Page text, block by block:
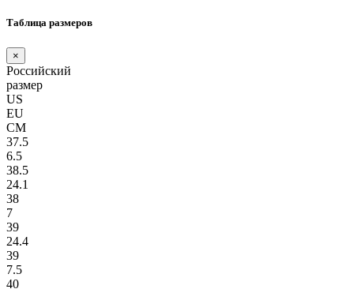
Таблица размеров
×
Российский
размер
US
EU
СМ
37.5
6.5
38.5
24.1
38
7
39
24.4
39
7.5
40